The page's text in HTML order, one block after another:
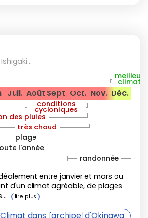
les périodes entre la mi-
où la fréquentation reste
attrayants.
des sentiers en montagne (neige
le nord) et l'ouverture des sites
et les moustiques l'été, surtout
et expériences
meilleur
climat
Juil. Août Sept. Oct. Nov. Déc.
conditions
cycloniques
des pluies
très chaud
plage
l'année
randonnée
entre janvier et mars ou
d'un climat agréable, de plages
Climat dans l'archipel d'Okinawa